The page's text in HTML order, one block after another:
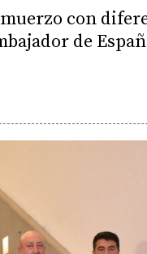
con
de